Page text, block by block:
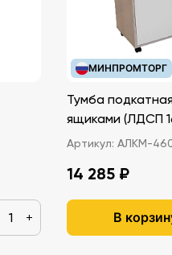
+
МИНПРОМТОРГ
Тумба
ящиками
Артикул: АЛКМ-
14 285 ₽
В